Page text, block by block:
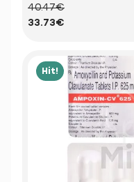
40.47€
33.73€
Hit!